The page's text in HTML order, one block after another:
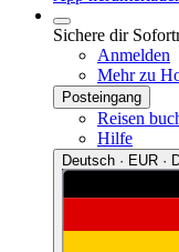
Sichere dir
Anmelden
Mehr zu
Posteingang
Reisen
Hilfe
Deutsch · EUR ·